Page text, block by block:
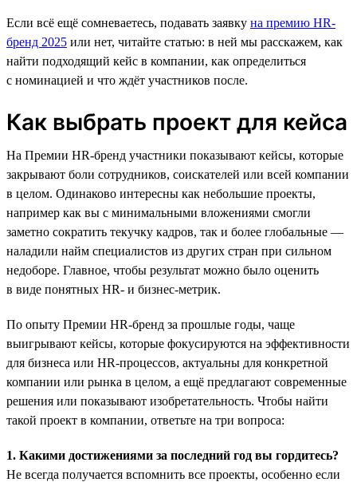
Если всё ещё сомневаетесь, подавать заявку на премию HR-
бренд 2025 или нет, читайте статью: в ней мы расскажем, как
найти подходящий кейс в компании, как определиться
с номинацией и что ждёт участников после.
Как выбрать проект для кейса
На Премии HR-бренд участники показывают кейсы, которые
закрывают боли сотрудников, соискателей или всей компании
в целом. Одинаково интересны как небольшие проекты,
например как вы с минимальными вложениями смогли
заметно сократить текучку кадров, так и более глобальные —
наладили найм специалистов из других стран при сильном
недоборе. Главное, чтобы результат можно было оценить
в виде понятных HR- и бизнес-метрик.
По опыту Премии HR-бренд за прошлые годы, чаще
выигрывают кейсы, которые фокусируются на эффективности
для бизнеса или HR-процессов, актуальны для конкретной
компании или рынка в целом, а ещё предлагают современные
решения или показывают изобретательность. Чтобы найти
такой проект в компании, ответьте на три вопроса:
1. Какими достижениями за последний год вы гордитесь?
Не всегда получается вспомнить все проекты, особенно если